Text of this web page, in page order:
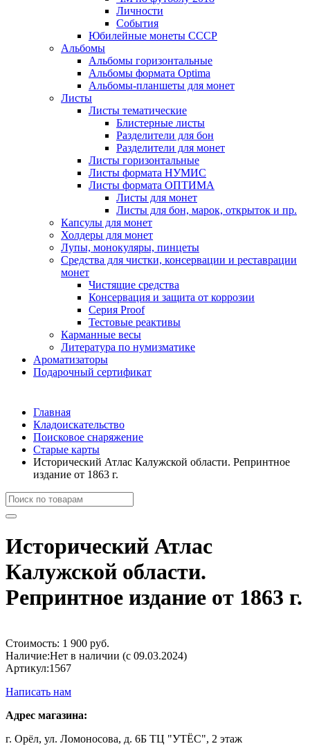
Личности
События
Юбилейные монеты СССР
Альбомы
Альбомы горизонтальные
Альбомы формата Optima
Альбомы-планшеты для монет
Листы
Листы тематические
Блистерные листы
Разделители для бон
Разделители для монет
Листы горизонтальные
Листы формата НУМИС
Листы формата ОПТИМА
Листы для монет
Листы для бон, марок, открыток и пр.
Капсулы для монет
Холдеры для монет
Лупы, монокуляры, пинцеты
Средства для чистки, консервации и реставрации
монет
Чистящие средства
Консервация и защита от коррозии
Серия Proof
Тестовые реактивы
Карманные весы
Литература по нумизматике
Ароматизаторы
Подарочный сертификат
Главная
Кладоискательство
Поисковое снаряжение
Старые карты
Исторический Атлас Калужской области. Репринтное
издание от 1863 г.
Исторический Атлас
Калужской области.
Репринтное издание от 1863 г.
Стоимость: 1 900 руб.
Наличие:Нет в наличии (с 09.03.2024)
Артикул:1567
Написать нам
Адрес магазина:
г. Орёл, ул. Ломоносова, д. 6Б ТЦ "УТЁС", 2 этаж